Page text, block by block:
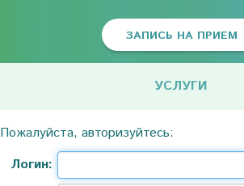
ЗАПИСЬ НА ПРИЕМ
УСЛУГИ
Пожалуйста, авторизуйтесь:
Логин: